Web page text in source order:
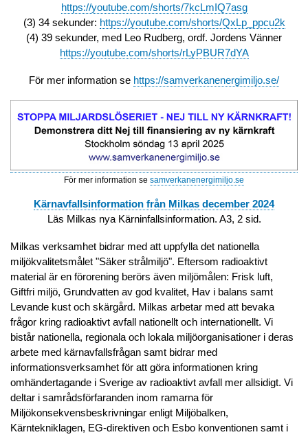
https://youtube.com/shorts/7kcLmIQ7asg
(3) 34 sekunder: https://youtube.com/shorts/QxLp_ppcu2k
(4) 39 sekunder, med Leo Rudberg, ordf. Jordens Vänner
https://youtube.com/shorts/rLyPBUR7dYA
För mer information se https://samverkanenergimiljo.se/
För mer information se samverkanenergimiljo.se
Kärnavfallsinformation från Milkas december 2024
Läs Milkas nya Kärninfallsinformation. A3, 2 sid.
Milkas verksamhet bidrar med att uppfylla det nationella
miljökvalitetsmålet "Säker strålmiljö". Eftersom radioaktivt
material är en förorening berörs även miljömålen: Frisk luft,
Giftfri miljö, Grundvatten av god kvalitet, Hav i balans samt
Levande kust och skärgård. Milkas arbetar med att bevaka
frågor kring radioaktivt avfall nationellt och internationellt. Vi
bistår nationella, regionala och lokala miljöorganisationer i deras
arbete med kärnavfallsfrågan samt bidrar med
informationsverksamhet för att göra informationen kring
omhändertagande i Sverige av radioaktivt avfall mer allsidigt. Vi
deltar i samrådsförfaranden inom ramarna för
Miljökonsekvensbeskrivningar enligt Miljöbalken,
Kärntekniklagen, EG-direktiven och Esbo konventionen samt i